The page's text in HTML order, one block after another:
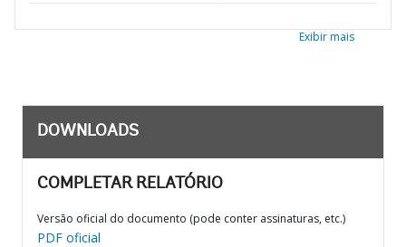
Exibir mais
DOWNLOADS
COMPLETAR RELATÓRIO
Versão oficial do documento (pode conter assinaturas, etc.)
PDF oficial